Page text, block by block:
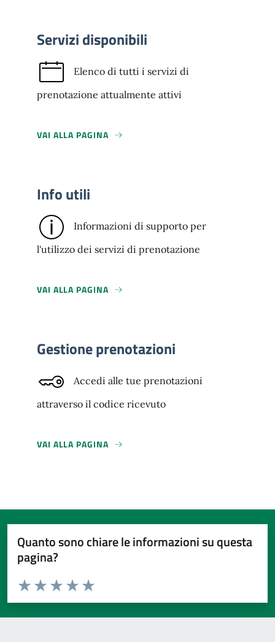
Servizi disponibili
Elenco di tutti i servizi di
prenotazione attualmente attivi
VAI ALLA PAGINA
Info utili
Informazioni di supporto per
l'utilizzo dei servizi di prenotazione
VAI ALLA PAGINA
Gestione prenotazioni
Accedi alle tue prenotazioni
attraverso il codice ricevuto
VAI ALLA PAGINA
Quanto sono chiare le informazioni su questa
pagina?
Valuta da 1 a 5 stelle la pagina
Valuta 5 stelle su 5
Valuta 4 stelle su 5
Valuta 3 stelle su 5
Valuta 2 stelle su 5
Valuta 1 stelle su 5